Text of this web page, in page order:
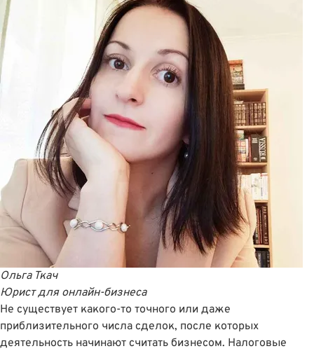
Ольга Ткач
Юрист для онлайн-бизнеса
Не существует какого-то точного или даже
приблизительного числа сделок, после которых
деятельность начинают считать бизнесом. Налоговые